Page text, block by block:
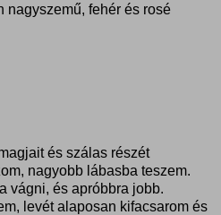
nagyszemű, fehér és rosé
és szálas részét
nagyobb lábasba teszem.
vágni, és apróbbra jobb.
levét alaposan kifacsarom és